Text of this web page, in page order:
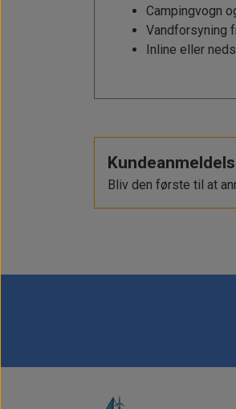
Campingvogn
Vandforsyning
Inline eller
Bliv den første til at